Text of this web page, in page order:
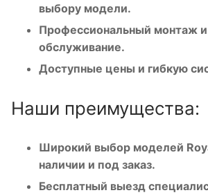
выбору модели.
Профессиональный монтаж и
обслуживание.
Доступные цены и гибкую
Наши преимущества:
Широкий выбор моделей
наличии и под заказ.
Бесплатный выезд